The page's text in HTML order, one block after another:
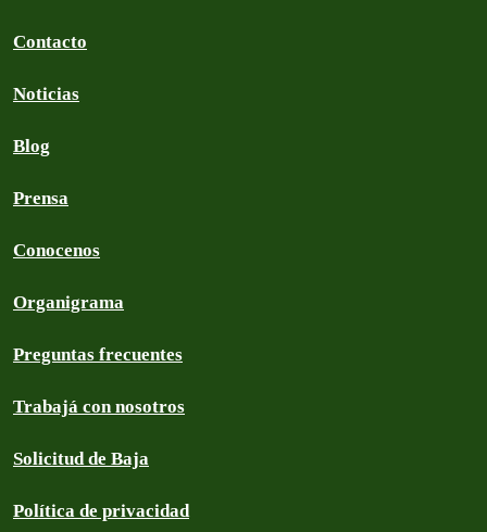
Contacto
Noticias
Blog
Prensa
Conocenos
Organigrama
Preguntas frecuentes
Trabajá con nosotros
Solicitud de Baja
Política de privacidad